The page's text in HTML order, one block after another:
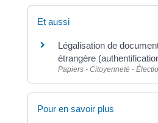
Et aussi
Légalisation de
étrangère
Papiers - Citoyenneté -
Pour en savoir plus